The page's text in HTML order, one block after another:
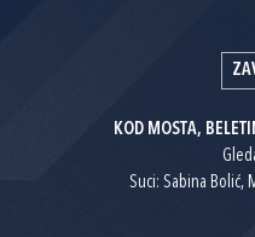
KOD MOSTA,
Suci: Sabina Bolić,